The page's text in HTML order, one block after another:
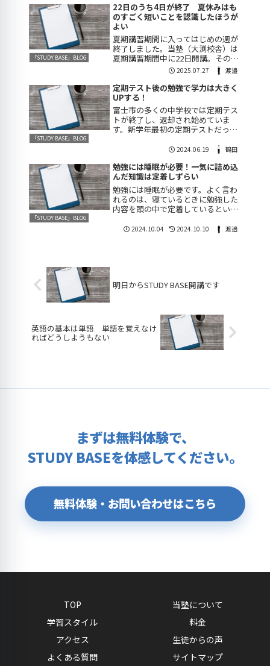
当塾「STUDY BASE」のオンライン
授業がお...
「STUDY BASE」BLOG
22日のうち4日が終了 夏休みはも
のすごく短いことを認識したほうが
よい
夏期講習期間に入ってはじめの週が
終了しました。当塾（大渕校舎）は
夏期講習期間中に22日開講。そのう
ちの4日が終了してしまったわけで
す。残りの18日間で、これまでの復
習を行い、さらには身に付ける必要
があります。そうしないと休み明け
のテストで数...
2025.07.27 渡邉
「STUDY BASE」BLOG
定期テスト後の勉強で学力は大きく
UPする！
富士市の多くの中学校では定期テス
トが終了し、返却され始めていま
す。新学年最初の定期テストだった
ということもありドキドキしていた
たテストを持ってきて報告してくれ
ます。点数が伸びて...
2024.06.19 鶴田
「STUDY BASE」BLOG
勉強には睡眠が必要！一気に詰め込
んだ知識は定着しずらい
勉強には睡眠が必要です。よく言わ
れるのは、寝ているときに勉強した
内容を頭の中で定着しているという
しでも勉強しなければならない！」
2024.10.04 2024.10.10 渡邉
明日からSTUDY BASE開講です
英語の基本は単語 単語を覚えなけ
ればどうしようもない
まずは無料体験で、
STUDY BASEを体感してください。
無料体験・お問い合わせはこちら
TOP
当塾について
学習スタイル
料金
アクセス
生徒からの声
よくある質問
サイトマップ